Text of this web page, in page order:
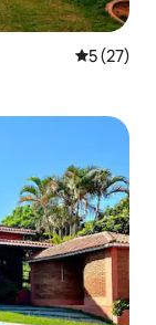
5 de uma
5 (27)